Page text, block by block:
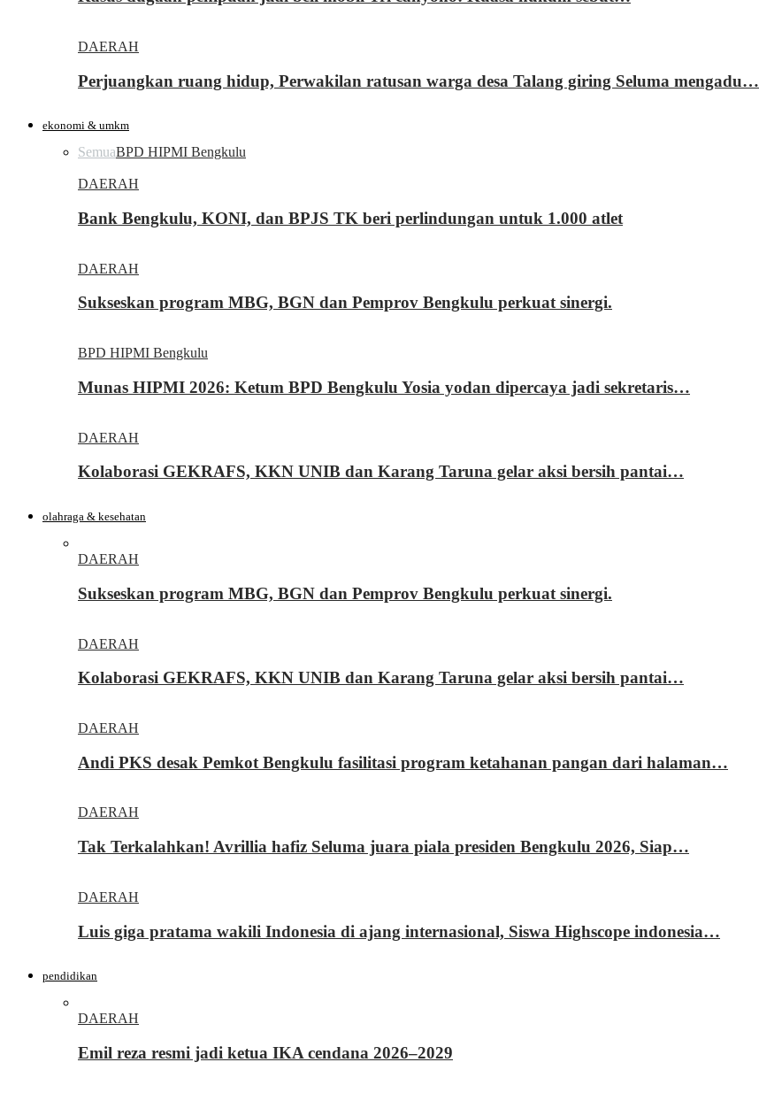
DAERAH
Perjuangkan ruang hidup, Perwakilan ratusan warga desa Talang giring Seluma mengadu…
ekonomi & umkm
SemuaBPD HIPMI Bengkulu
DAERAH
Bank Bengkulu, KONI, dan BPJS TK beri perlindungan untuk 1.000 atlet
DAERAH
Sukseskan program MBG, BGN dan Pemprov Bengkulu perkuat sinergi.
BPD HIPMI Bengkulu
Munas HIPMI 2026: Ketum BPD Bengkulu Yosia yodan dipercaya jadi sekretaris…
DAERAH
Kolaborasi GEKRAFS, KKN UNIB dan Karang Taruna gelar aksi bersih pantai…
olahraga & kesehatan
DAERAH
Sukseskan program MBG, BGN dan Pemprov Bengkulu perkuat sinergi.
DAERAH
Kolaborasi GEKRAFS, KKN UNIB dan Karang Taruna gelar aksi bersih pantai…
DAERAH
Andi PKS desak Pemkot Bengkulu fasilitasi program ketahanan pangan dari halaman…
DAERAH
Tak Terkalahkan! Avrillia hafiz Seluma juara piala presiden Bengkulu 2026, Siap…
DAERAH
Luis giga pratama wakili Indonesia di ajang internasional, Siswa Highscope indonesia…
pendidikan
DAERAH
Emil reza resmi jadi ketua IKA cendana 2026–2029